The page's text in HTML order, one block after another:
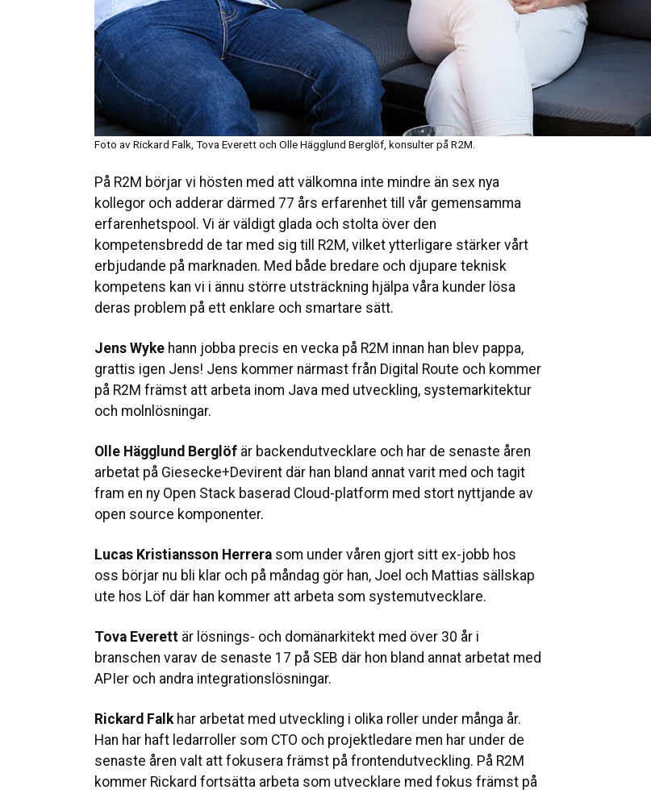
Foto av Rickard Falk, Tova Everett och Olle Hägglund Berglöf, konsulter på R2M.
På R2M börjar vi hösten med att välkomna inte mindre än sex nya
kollegor och adderar därmed 77 års erfarenhet till vår gemensamma
erfarenhetspool. Vi är väldigt glada och stolta över den
kompetensbredd de tar med sig till R2M, vilket ytterligare stärker vårt
erbjudande på marknaden. Med både bredare och djupare teknisk
kompetens kan vi i ännu större utsträckning hjälpa våra kunder lösa
deras problem på ett enklare och smartare sätt.
Jens Wyke hann jobba precis en vecka på R2M innan han blev pappa,
grattis igen Jens! Jens kommer närmast från Digital Route och kommer
på R2M främst att arbeta inom Java med utveckling, systemarkitektur
och molnlösningar.
Olle Hägglund Berglöf är backendutvecklare och har de senaste åren
arbetat på Giesecke+Devirent där han bland annat varit med och tagit
fram en ny Open Stack baserad Cloud-platform med stort nyttjande av
open source komponenter.
Lucas Kristiansson Herrera som under våren gjort sitt ex-jobb hos
oss börjar nu bli klar och på måndag gör han, Joel och Mattias sällskap
ute hos Löf där han kommer att arbeta som systemutvecklare.
Tova Everett är lösnings- och domänarkitekt med över 30 år i
branschen varav de senaste 17 på SEB där hon bland annat arbetat med
APIer och andra integrationslösningar.
Rickard Falkhar arbetat med utveckling i olika roller under många år.
Han har haft ledarroller som CTO och projektledare men har under de
senaste åren valt att fokusera främst på frontendutveckling. På R2M
kommer Rickard fortsätta arbeta som utvecklare med fokus främst på